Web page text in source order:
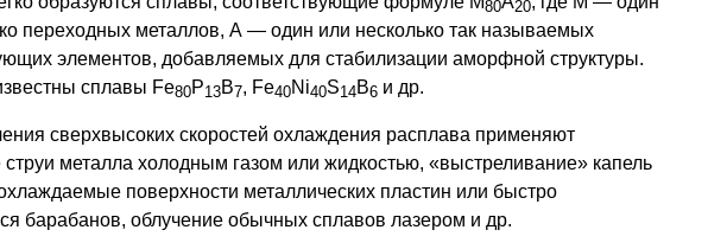
80 20
переходных металлов, А — один или несколько так называемых
элементов, добавляемых для стабилизации аморфной структуры.
сплавы Fe80P13B7, Fe40Ni40S14B6 и др.
сверхвысоких скоростей охлаждения расплава применяют
металла холодным газом или жидкостью, «выстреливание» капель
поверхности металлических пластин или быстро
барабанов, облучение обычных сплавов лазером и др.